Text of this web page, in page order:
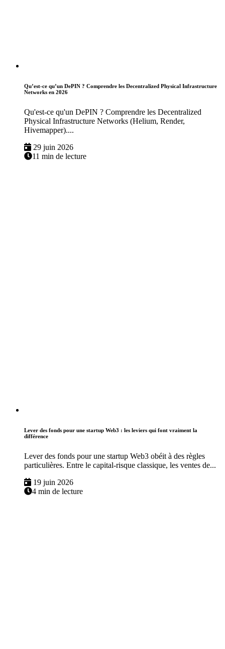
Qu’est-ce qu’un DePIN ? Comprendre les Decentralized Physical Infrastructure
Networks en 2026
Qu'est-ce qu'un DePIN ? Comprendre les Decentralized
Physical Infrastructure Networks (Helium, Render,
Hivemapper)....
29 juin 2026
11 min de lecture
Lever des fonds pour une startup Web3 : les leviers qui font vraiment la
différence
Lever des fonds pour une startup Web3 obéit à des règles
particulières. Entre le capital-risque classique, les ventes de...
19 juin 2026
4 min de lecture